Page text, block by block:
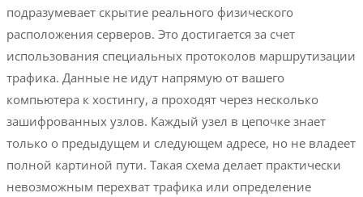
подразумевает скрытие реального физического
расположения серверов. Это достигается за счет
использования специальных протоколов маршрутизации
трафика. Данные не идут напрямую от вашего
компьютера к хостингу, а проходят через несколько
зашифрованных узлов. Каждый узел в цепочке знает
только о предыдущем и следующем адресе, но не владеет
полной картиной пути. Такая схема делает практически
невозможным перехват трафика или определение